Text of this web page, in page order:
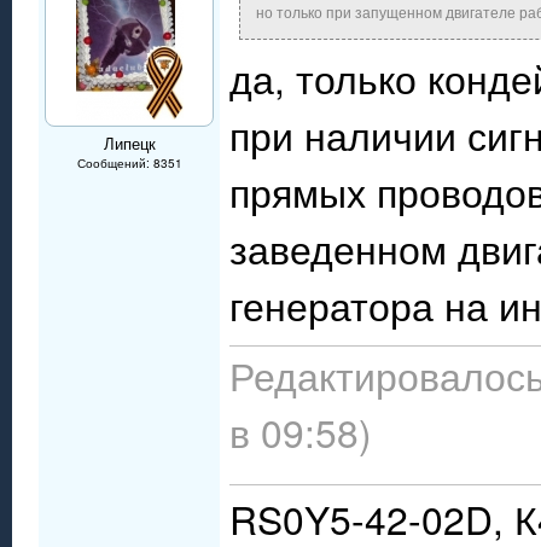
Липецк
Сообщений: 8351
но только при запущенном двигателе
да, только
при наличии
прямых
заведенном
генератора на
в 09:58)
RS0Y5-42-02D,